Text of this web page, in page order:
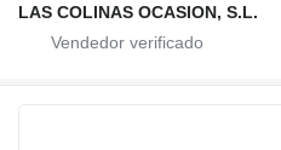
LAS COLINAS OCASION, S.L.